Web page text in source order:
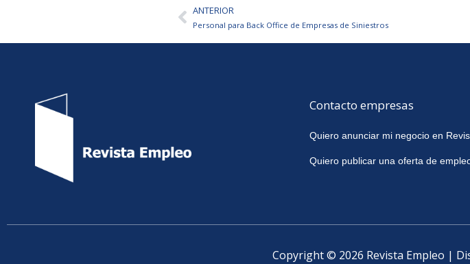
AntANTERIOR
Personal para Back Office de Empresas de Siniestros
Contacto empresas
Quiero anunciar mi negocio en
Quiero publicar una oferta de
Copyright © 2026 Revista Empleo |